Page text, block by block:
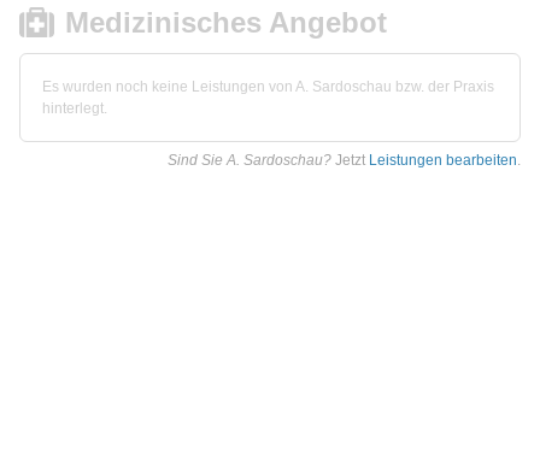
Medizinisches Angebot
Es wurden noch keine Leistungen von A. Sardoschau bzw. der Praxis
hinterlegt.
Sind Sie A. Sardoschau? Jetzt Leistungen bearbeiten.